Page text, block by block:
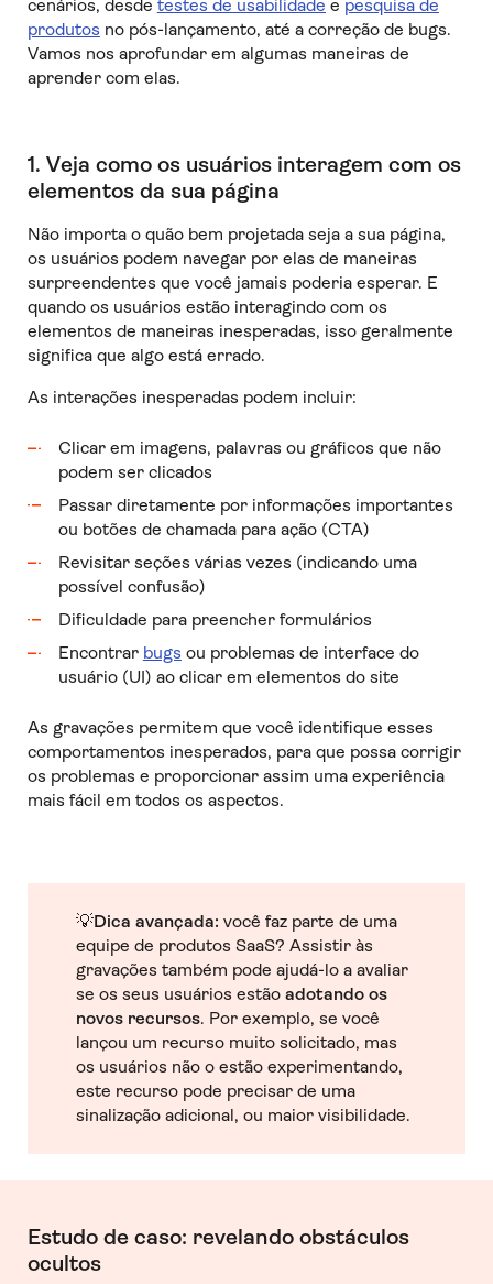
cenários, desde testes de usabilidade e pesquisa de
produtos no pós-lançamento, até a correção de bugs.
Vamos nos aprofundar em algumas maneiras de
aprender com elas.
1. Veja como os usuários interagem com os
elementos da sua página
Não importa o quão bem projetada seja a sua página,
os usuários podem navegar por elas de maneiras
surpreendentes que você jamais poderia esperar. E
quando os usuários estão interagindo com os
elementos de maneiras inesperadas, isso geralmente
significa que algo está errado.
As interações inesperadas podem incluir:
Clicar em imagens, palavras ou gráficos que não
podem ser clicados
Passar diretamente por informações importantes
ou botões de chamada para ação (CTA)
Revisitar seções várias vezes (indicando uma
possível confusão)
Dificuldade para preencher formulários
Encontrar bugs ou problemas de interface do
usuário (UI) ao clicar em elementos do site
As gravações permitem que você identifique esses
comportamentos inesperados, para que possa corrigir
os problemas e proporcionar assim uma experiência
mais fácil em todos os aspectos.
💡Dica avançada: você faz parte de uma
equipe de produtos SaaS? Assistir às
gravações também pode ajudá-lo a avaliar
se os seus usuários estão adotando os
novos recursos. Por exemplo, se você
lançou um recurso muito solicitado, mas
os usuários não o estão experimentando,
este recurso pode precisar de uma
sinalização adicional, ou maior visibilidade.
Estudo de caso: revelando obstáculos
ocultos